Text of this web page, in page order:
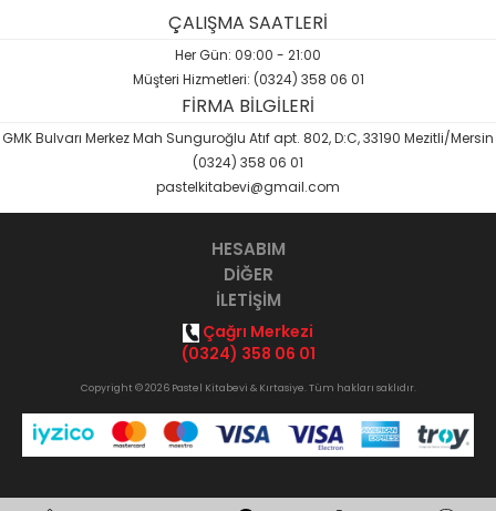
ÇALIŞMA SAATLERİ
Her Gün: 09:00 - 21:00
Müşteri Hizmetleri: (0324) 358 06 01
FİRMA BİLGİLERİ
GMK Bulvarı Merkez Mah Sunguroğlu Atıf apt. 802, D:C, 33190 Mezitli/Mersin
(0324) 358 06 01
pastelkitabevi@gmail.com
HESABIM
DİĞER
İLETİŞİM
Çağrı Merkezi
(0324) 358 06 01
Copyright © 2026 Pastel Kitabevi & Kırtasiye. Tüm hakları saklıdır.
B2B Yazılımı ile hazırlanmıştır.